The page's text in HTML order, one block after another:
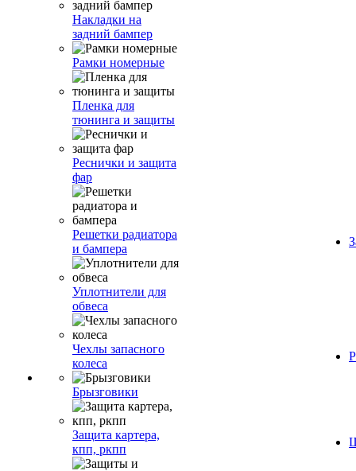
Накладки на
задний бампер
Рамки номерные
Пленка для
тюнинга и защиты
Реснички и защита
фар
Решетки радиатора
и бампера
Уплотнители для
обвеса
Чехлы запасного
колеса
Брызговики
Защита картера,
кпп, ркпп